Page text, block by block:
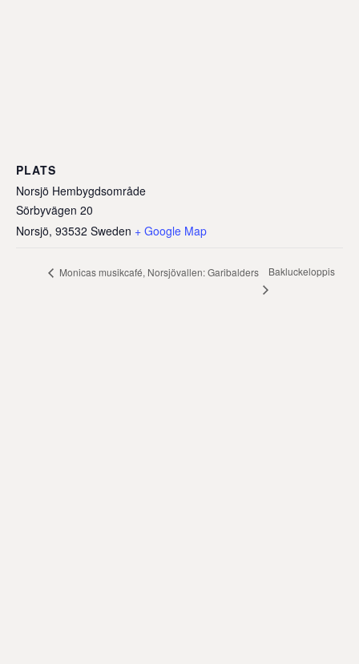
PLATS
Norsjö Hembygdsområde
Sörbyvägen 20
Norsjö, 93532 Sweden + Google Map
Monicas musikcafé, Norsjövallen: Garibalders Bakluckeloppis